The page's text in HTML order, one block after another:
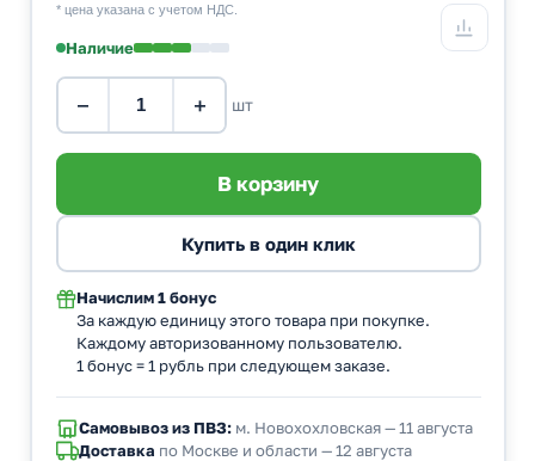
* цена указана с учетом НДС.
Наличие
− + шт
Начислим 1 бонус
За каждую единицу этого товара при покупке.
Каждому авторизованному пользователю.
1 бонус = 1 рубль при следующем заказе.
Самовывоз из ПВЗ:м. Новохохловская — 11 августа
Доставка по Москве и области — 12 августа